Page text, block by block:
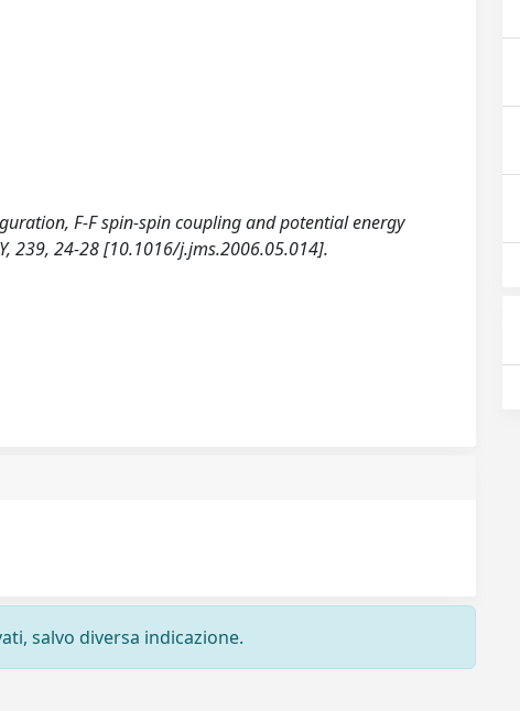
F-F spin-spin coupling and potential energy
239, 24-28 [10.1016/j.jms.2006.05.014].
salvo diversa indicazione.